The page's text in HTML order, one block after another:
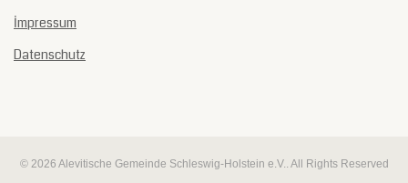
İmpressum
Datenschutz
© 2026 Alevitische Gemeinde Schleswig-Holstein e.V.. All Rights Reserved